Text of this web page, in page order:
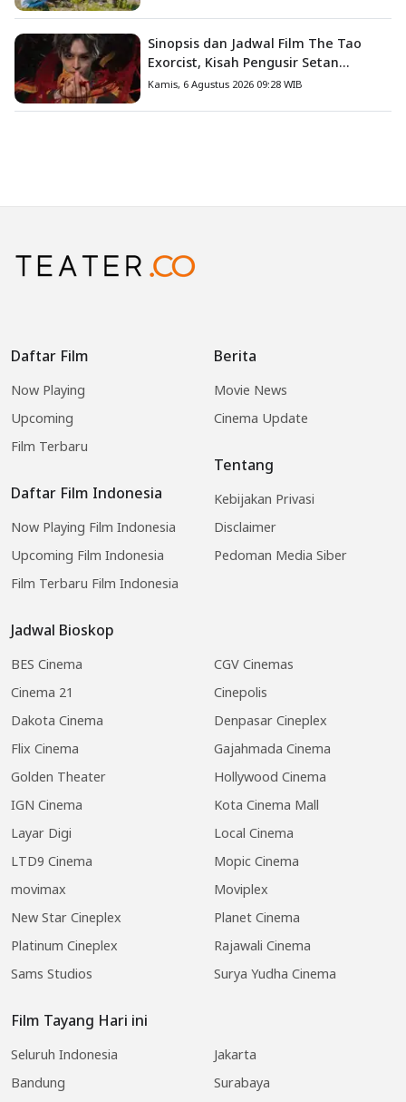
Sinopsis dan Jadwal Film The Tao
Exorcist, Kisah Pengusir Setan
Melawan Kutukan Mematikan
Kamis, 6 Agustus 2026 09:28 WIB
Daftar Film
Now Playing
Upcoming
Film Terbaru
Daftar Film Indonesia
Now Playing Film Indonesia
Upcoming Film Indonesia
Film Terbaru Film Indonesia
Jadwal Bioskop
BES Cinema
CGV Cinemas
Cinema 21
Cinepolis
Dakota Cinema
Denpasar Cineplex
Flix Cinema
Gajahmada Cinema
Golden Theater
Hollywood Cinema
IGN Cinema
Kota Cinema Mall
Layar Digi
Local Cinema
LTD9 Cinema
Mopic Cinema
movimax
Moviplex
New Star Cineplex
Planet Cinema
Platinum Cineplex
Rajawali Cinema
Sams Studios
Surya Yudha Cinema
Film Tayang Hari ini
Seluruh Indonesia
Jakarta
Bandung
Surabaya
Berita
Movie News
Cinema Update
Tentang
Kebijakan Privasi
Disclaimer
Pedoman Media Siber